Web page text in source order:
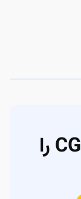
معامله با CG FinTech را